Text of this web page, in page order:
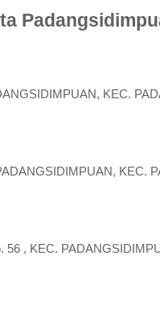
KEC.
KEC.
56 , KEC.